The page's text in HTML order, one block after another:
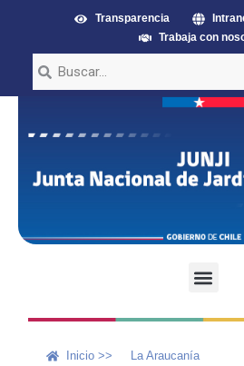
Transparencia
Trabaja con
Inicio >> La Araucanía